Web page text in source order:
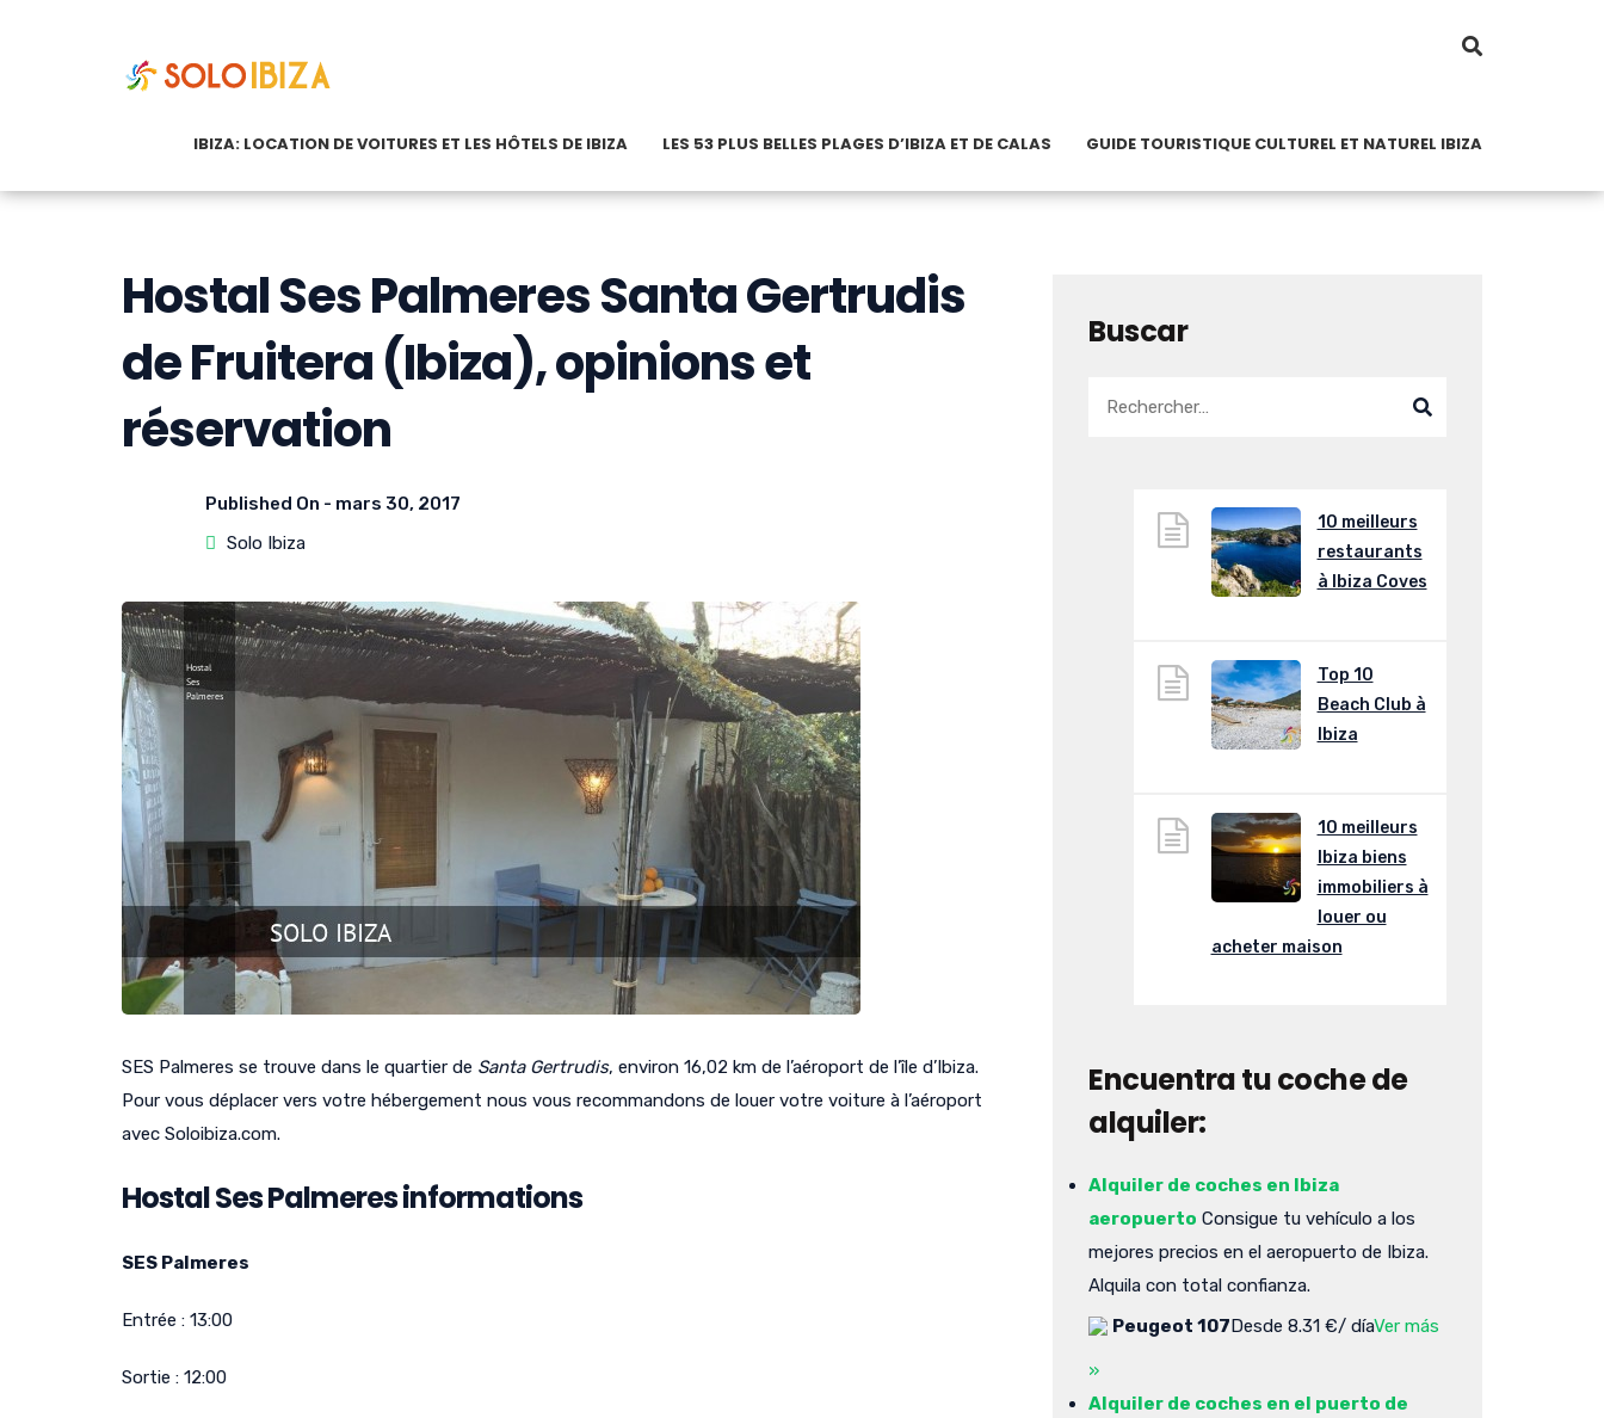
IBIZA: LOCATION DE VOITURES ET LES HÔTELS DE IBIZA LES 53 PLUS BELLES PLAGES D’IBIZA ET DE CALAS GUIDE TOURISTIQUE CULTUREL ET NATUREL IBIZA
Hostal Ses Palmeres Santa Gertrudis
de Fruitera (Ibiza), opinions et
réservation
Published On - mars 30, 2017
Solo Ibiza
SES Palmeres se trouve dans le quartier de Santa Gertrudis, environ 16,02 km de l’aéroport de l’île d’Ibiza.
Pour vous déplacer vers votre hébergement nous vous recommandons de louer votre voiture à l’aéroport
avec Soloibiza.com.
Hostal Ses Palmeres informations
SES Palmeres
Entrée : 13:00
Sortie : 12:00
Buscar
10 meilleurs
restaurants
à Ibiza Coves
Top 10
Beach Club à
Ibiza
10 meilleurs
Ibiza biens
immobiliers à
louer ou
acheter maison
Encuentra tu coche de
alquiler:
Alquiler de coches en Ibiza
aeropuerto Consigue tu vehículo a los
mejores precios en el aeropuerto de Ibiza.
Alquila con total confianza.
Peugeot 107Desde 8.31 €/ díaVer más
»
Alquiler de coches en el puerto de